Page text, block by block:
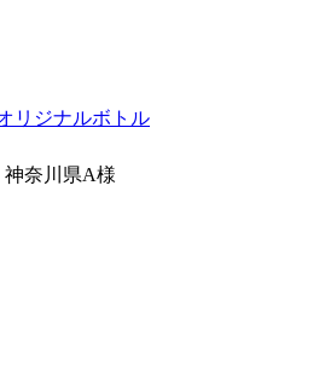
リジナルボトル
神奈川県A様